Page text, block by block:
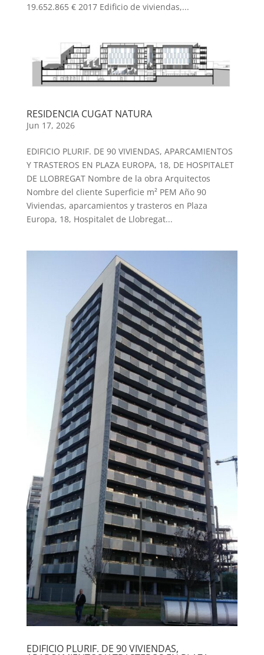
19.652.865 € 2017 Edificio de viviendas,...
RESIDENCIA CUGAT NATURA
Jun 17, 2026
EDIFICIO PLURIF. DE 90 VIVIENDAS, APARCAMIENTOS
Y TRASTEROS EN PLAZA EUROPA, 18, DE HOSPITALET
DE LLOBREGAT Nombre de la obra Arquitectos
Nombre del cliente Superficie m² PEM Año 90
Viviendas, aparcamientos y trasteros en Plaza
Europa, 18, Hospitalet de Llobregat...
EDIFICIO PLURIF. DE 90 VIVIENDAS,